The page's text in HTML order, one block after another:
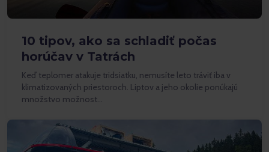
10 tipov, ako sa schladiť počas
horúčav v Tatrách
Keď teplomer atakuje tridsiatku, nemusíte leto tráviť iba v
klimatizovaných priestoroch. Liptov a jeho okolie ponúkajú
množstvo možnost…